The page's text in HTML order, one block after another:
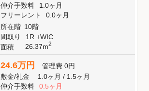
仲介手数料
1.0ヶ月
フリーレント
0.0ヶ月
所在階 10階
間取り
1R +WIC
面積
26.37m2
24.6万円 管理費 0円
敷金/礼金 1.0ヶ月/ 1.5ヶ月
仲介手数料
0.5ヶ月